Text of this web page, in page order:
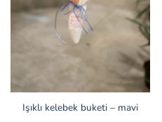
Işıklı kelebek buketi – mavi